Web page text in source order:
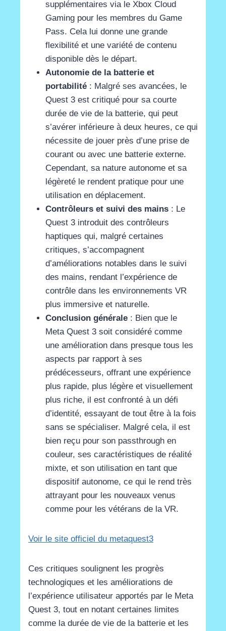
supplémentaires via le Xbox Cloud
Gaming pour les membres du Game
Pass. Cela lui donne une grande
flexibilité et une variété de contenu
disponible dès le départ​​.
Autonomie de la batterie et
portabilité : Malgré ses avancées, le
Quest 3 est critiqué pour sa courte
durée de vie de la batterie, qui peut
s’avérer inférieure à deux heures, ce qui
nécessite de jouer près d’une prise de
courant ou avec une batterie externe.
Cependant, sa nature autonome et sa
légèreté le rendent pratique pour une
utilisation en déplacement​​.
Contrôleurs et suivi des mains : Le
Quest 3 introduit des contrôleurs
haptiques qui, malgré certaines
critiques, s’accompagnent
d’améliorations notables dans le suivi
des mains, rendant l’expérience de
contrôle dans les environnements VR
plus immersive et naturelle​​.
Conclusion générale : Bien que le
Meta Quest 3 soit considéré comme
une amélioration dans presque tous les
aspects par rapport à ses
prédécesseurs, offrant une expérience
plus rapide, plus légère et visuellement
plus riche, il est confronté à un défi
d’identité, essayant de tout être à la fois
sans se spécialiser​​. Malgré cela, il est
bien reçu pour son passthrough en
couleur, ses caractéristiques de réalité
mixte, et son utilisation en tant que
dispositif autonome, ce qui le rend très
attrayant pour les nouveaux venus
comme pour les vétérans de la VR​​.
Voir le site officiel du metaquest3
Ces critiques soulignent les progrès
technologiques et les améliorations de
l’expérience utilisateur apportés par le Meta
Quest 3, tout en notant certaines limites
comme la durée de vie de la batterie et les